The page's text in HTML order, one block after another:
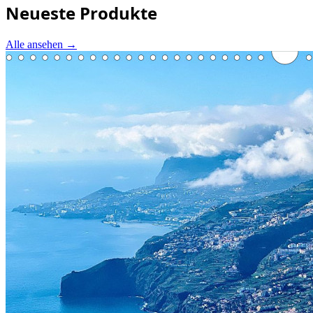
Neueste Produkte
Alle ansehen →